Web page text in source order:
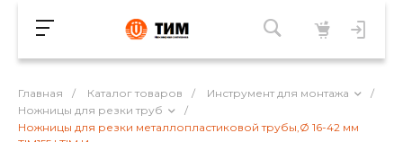
Главная / Каталог товаров / Инструмент для монтажа
/
Ножницы для резки труб
/
Ножницы для резки металлопластиковой трубы,Ø 16-42 мм